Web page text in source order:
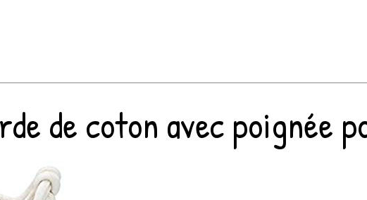
de coton avec poignée